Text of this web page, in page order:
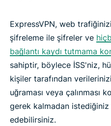
ExpressVPN, web
şifreleme ile şifreler ve
bağlantı kaydı tutmama
sahiptir, böylece İSS'niz,
kişiler tarafından
uğraması veya çalınması
gerek kalmadan
edebilirsiniz.